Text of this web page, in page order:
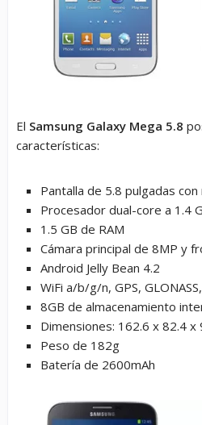
El Samsung Galaxy Mega 5.8
características:
Pantalla de 5.8 pulgadas
Procesador dual-core a 1.4
1.5 GB de RAM
Cámara principal de 8MP y
Android Jelly Bean 4.2
WiFi a/b/g/n, GPS,
8GB de almacenamiento
Dimensiones: 162.6 x 82.4 x
Peso de 182g
Batería de 2600mAh